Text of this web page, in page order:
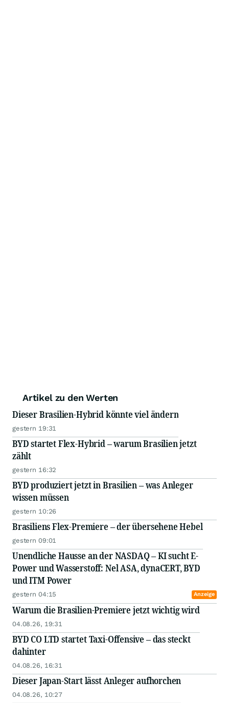
Artikel zu den Werten
Dieser Brasilien-Hybrid könnte viel ändern
gestern 19:31
BYD startet Flex-Hybrid – warum Brasilien jetzt
zählt
gestern 16:32
BYD produziert jetzt in Brasilien – was Anleger
wissen müssen
gestern 10:26
Brasiliens Flex-Premiere – der übersehene Hebel
gestern 09:01
Unendliche Hausse an der NASDAQ – KI sucht E-
Power und Wasserstoff: Nel ASA, dynaCERT, BYD
und ITM Power
gestern 04:15 Anzeige
Warum die Brasilien-Premiere jetzt wichtig wird
04.08.26, 19:31
BYD CO LTD startet Taxi-Offensive – das steckt
dahinter
04.08.26, 16:31
Dieser Japan-Start lässt Anleger aufhorchen
04.08.26, 10:27